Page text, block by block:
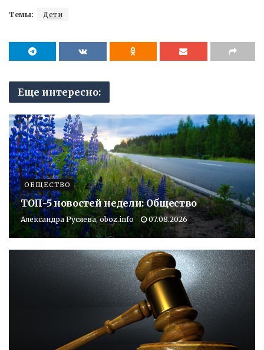
Темы: Дети
Еще интересно:
ОБЩЕСТВО
ТОП-5 новостей недели: Общество
Александра Русяева, oboz.info 07.08.2026